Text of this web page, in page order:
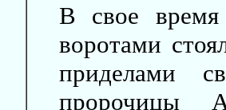
В свое
воротами
приделами
пророчицы